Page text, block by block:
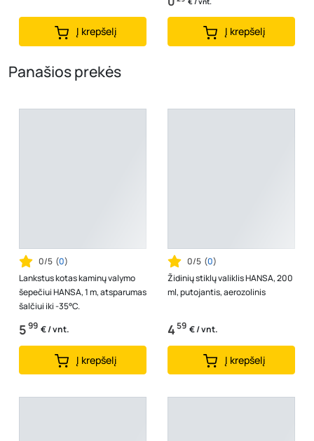
Į krepšelį Į krepšelį
Panašios prekės
0/5 (0)
Lankstus kotas kaminų valymo
šepečiui HANSA, 1 m, atsparumas
šalčiui iki -35°C.
599 € / vnt.
Į krepšelį
0/5 (0)
Židinių stiklų valiklis HANSA, 200
ml, putojantis, aerozolinis
459 € / vnt.
Į krepšelį